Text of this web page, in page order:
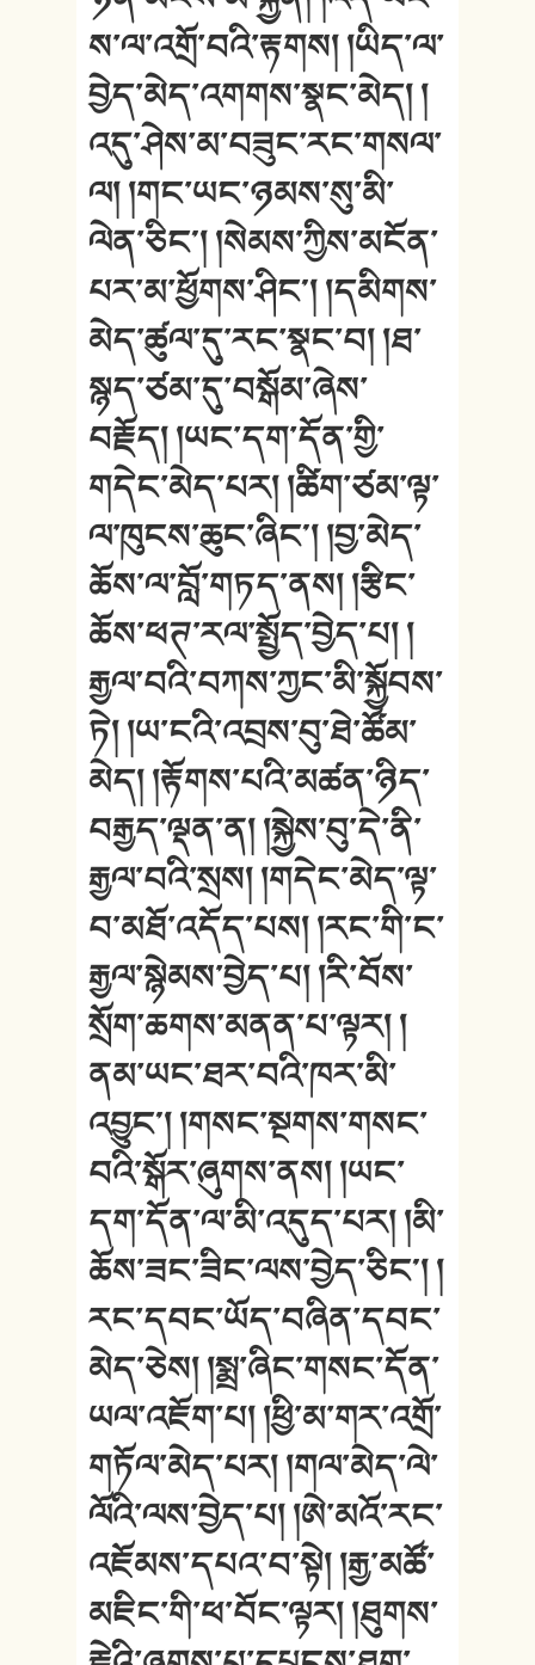
ས་ལ་འགྲོ་བའི་རྟགས། །ཡིད་ལ་
བྱེད་མེད་འགགས་སྣང་མེད། །
འདུ་ཤེས་མ་བཟུང་རང་གསལ་
ལ། །གང་ཡང་ཉམས་སུ་མི་
ལེན་ཅིང༌། །སེམས་ཀྱིས་མངོན་
པར་མ་ཕྱོགས་ཤིང༌། །དམིགས་
མེད་ཚུལ་དུ་རང་སྣང་བ། །ཐ་
སྙད་ཙམ་དུ་བསྒོམ་ཞེས་
བརྗོད། །ཡང་དག་དོན་གྱི་
གདེང་མེད་པར། །ཚིག་ཙམ་ལྟ་
ལ་ཁུངས་ཆུང་ཞིང༌། །བྱ་མེད་
ཆོས་ལ་བློ་གཏད་ནས། །རྩིང་
ཆོས་ཕཊ་རལ་སྤྱོད་བྱེད་པ། །
རྒྱལ་བའི་བཀས་ཀྱང་མི་སྐྱོབས་
ཏེ། །ཡ་ངའི་འབྲས་བུ་ཐེ་ཚོམ་
མེད། །རྟོགས་པའི་མཚན་ཉིད་
བརྒྱད་ལྡན་ན། །སྐྱེས་བུ་དེ་ནི་
རྒྱལ་བའི་སྲས། །གདེང་མེད་ལྟ་
བ་མཐོ་འདོད་པས། །རང་གི་ང་
རྒྱལ་སྙེམས་བྱེད་པ། །རི་བོས་
སྲོག་ཆགས་མནན་པ་ལྟར། །
ནམ་ཡང་ཐར་བའི་ཁར་མི་
འབྱུང༌། །གསང་སྔགས་གསང་
བའི་སྒོར་ཞུགས་ནས། །ཡང་
དག་དོན་ལ་མི་འདུད་པར། །མི་
ཆོས་ཟང་ཟིང་ལས་བྱེད་ཅིང༌། །
རང་དབང་ཡོད་བཞིན་དབང་
མེད་ཅེས། །སྨྲ་ཞིང་གསང་དོན་
ཡལ་འཇོག་པ། །ཕྱི་མ་གར་འགྲོ་
གཏོལ་མེད་པར། །གལ་མེད་ལེ་
ལོའི་ལས་བྱེད་པ། །ཨེ་མའོ་རང་
འཇོམས་དཔའ་བ་སྟེ། །རྒྱ་མཚོ་
མཇིང་གི་ཕ་བོང་ལྟར། །ཐུགས་